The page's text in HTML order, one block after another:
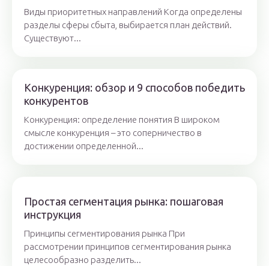
Виды приоритетных направлений Когда определены
разделы сферы сбыта, выбирается план действий.
Существуют...
Конкуренция: обзор и 9 способов победить
конкурентов
Конкуренция: определение понятия В широком
смысле конкуренция – это соперничество в
достижении определенной...
Простая сегментация рынка: пошаговая
инструкция
Принципы сегментирования рынка При
рассмотрении принципов сегментирования рынка
целесообразно разделить...